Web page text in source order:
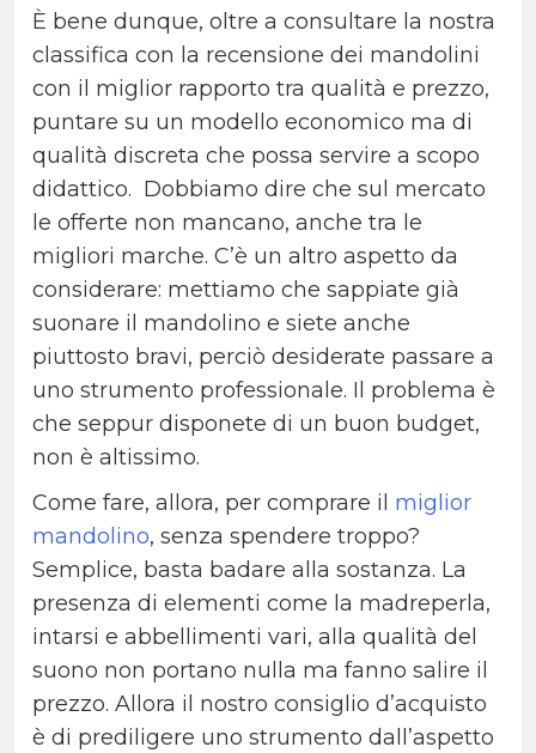
È bene dunque, oltre a consultare la nostra
classifica con la recensione dei mandolini
con il miglior rapporto tra qualità e prezzo,
puntare su un modello economico ma di
qualità discreta che possa servire a scopo
didattico. Dobbiamo dire che sul mercato
le offerte non mancano, anche tra le
migliori marche. C’è un altro aspetto da
considerare: mettiamo che sappiate già
suonare il mandolino e siete anche
piuttosto bravi, perciò desiderate passare a
uno strumento professionale. Il problema è
che seppur disponete di un buon budget,
non è altissimo.
Come fare, allora, per comprare il miglior
mandolino, senza spendere troppo?
Semplice, basta badare alla sostanza. La
presenza di elementi come la madreperla,
intarsi e abbellimenti vari, alla qualità del
suono non portano nulla ma fanno salire il
prezzo. Allora il nostro consiglio d’acquisto
è di prediligere uno strumento dall’aspetto